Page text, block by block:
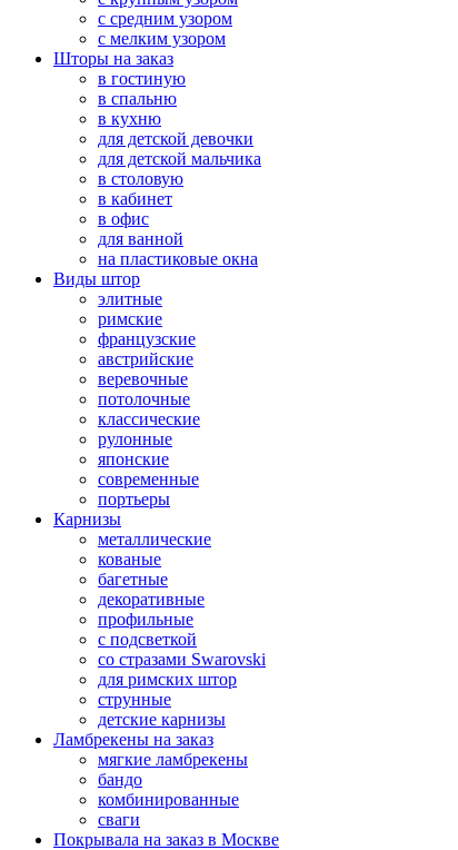
с средним узором
с мелким узором
Шторы на заказ
в гостиную
в спальню
в кухню
для детской девочки
для детской мальчика
в столовую
в кабинет
в офис
для ванной
на пластиковые окна
Виды штор
элитные
римские
французские
австрийские
веревочные
потолочные
классические
рулонные
японские
современные
портьеры
Карнизы
металлические
кованые
багетные
декоративные
профильные
с подсветкой
со стразами Swarovski
для римских штор
струнные
детские карнизы
Ламбрекены на заказ
мягкие ламбрекены
бандо
комбинированные
сваги
Покрывала на заказ в Москве